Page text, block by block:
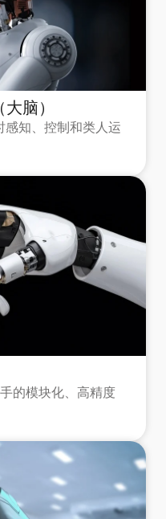
脑）
感知、控制和类人运
的模块化、高精度